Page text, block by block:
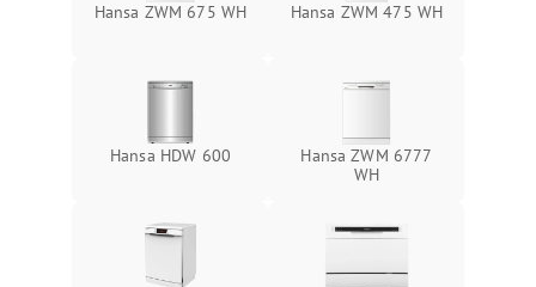
Hansa ZWM 675 WH Hansa ZWM 475 WH
Hansa HDW 600
Hansa ZWM 6777
WH